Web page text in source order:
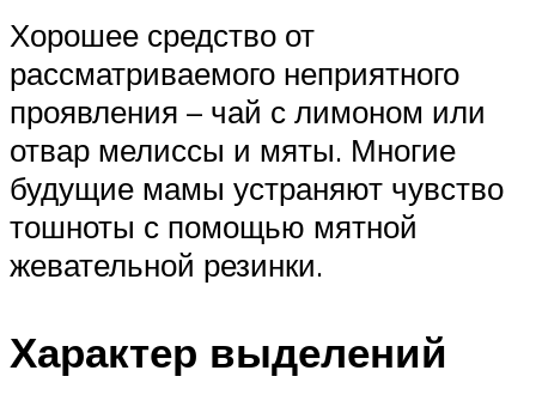
Хорошее средство от
рассматриваемого неприятного
проявления – чай с лимоном или
отвар мелиссы и мяты. Многие
будущие мамы устраняют чувство
тошноты с помощью мятной
жевательной резинки.
Характер выделений